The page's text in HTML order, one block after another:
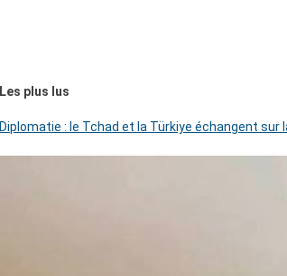
Les plus lus
Diplomatie : le Tchad et la Türkiye échangent